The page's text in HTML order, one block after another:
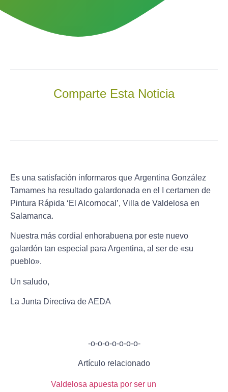
Comparte Esta Noticia
Es una satisfación informaros que Argentina González
Tamames ha resultado galardonada en el I certamen de
Pintura Rápida ‘El Alcornocal’, Villa de Valdelosa en
Salamanca.
Nuestra más cordial enhorabuena por este nuevo
galardón tan especial para Argentina, al ser de «su
pueblo».
Un saludo,
La Junta Directiva de AEDA
-o-o-o-o-o-o-o-
Artículo relacionado
Valdelosa apuesta por ser un